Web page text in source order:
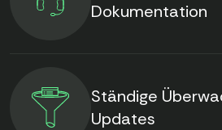
Dokumentation
Ständige
Updates